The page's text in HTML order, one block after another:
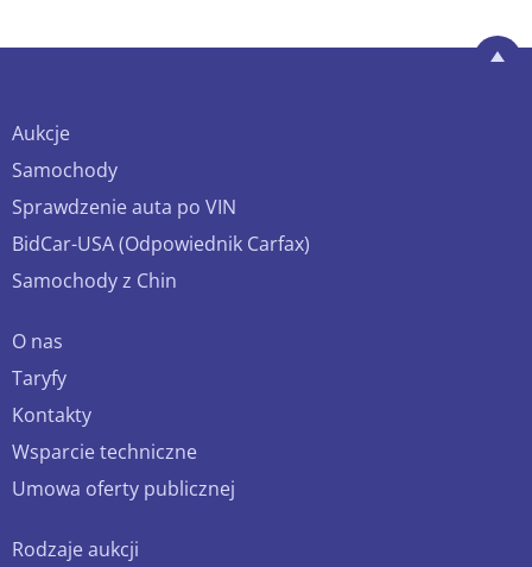
Aukcje
Samochody
Sprawdzenie auta po VIN
BidCar-USA (Odpowiednik Carfax)
Samochody z Chin
O nas
Taryfy
Kontakty
Wsparcie techniczne
Umowa oferty publicznej
Rodzaje aukcji